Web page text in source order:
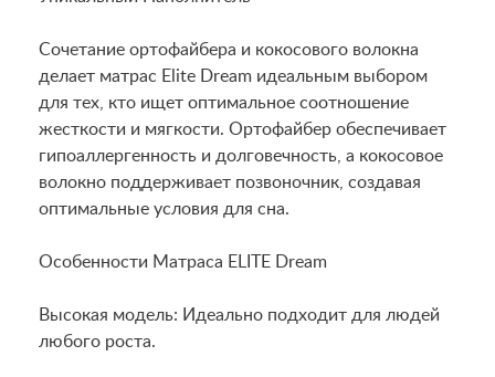
Сочетание ортофайбера и кокосового волокна
делает матрас Elite Dream идеальным выбором
для тех, кто ищет оптимальное соотношение
жесткости и мягкости. Ортофайбер обеспечивает
гипоаллергенность и долговечность, а кокосовое
волокно поддерживает позвоночник, создавая
оптимальные условия для сна.
Особенности Матраса ELITE Dream
Высокая модель: Идеально подходит для людей
любого роста.